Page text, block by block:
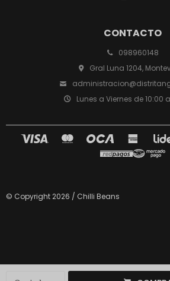
CONTACTO
098960148
Gral Luna 1204,
Lunes a Viernes de 10:00
© Copyright 2026 / Chilli Beans